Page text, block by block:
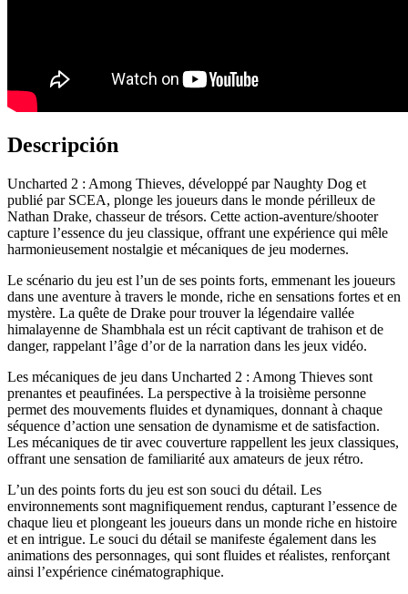
Descripción
Uncharted 2 : Among Thieves, développé par Naughty Dog et
publié par SCEA, plonge les joueurs dans le monde périlleux de
Nathan Drake, chasseur de trésors. Cette action-aventure/shooter
capture l’essence du jeu classique, offrant une expérience qui mêle
harmonieusement nostalgie et mécaniques de jeu modernes.
Le scénario du jeu est l’un de ses points forts, emmenant les joueurs
dans une aventure à travers le monde, riche en sensations fortes et en
mystère. La quête de Drake pour trouver la légendaire vallée
himalayenne de Shambhala est un récit captivant de trahison et de
danger, rappelant l’âge d’or de la narration dans les jeux vidéo.
Les mécaniques de jeu dans Uncharted 2 : Among Thieves sont
prenantes et peaufinées. La perspective à la troisième personne
permet des mouvements fluides et dynamiques, donnant à chaque
séquence d’action une sensation de dynamisme et de satisfaction.
Les mécaniques de tir avec couverture rappellent les jeux classiques,
offrant une sensation de familiarité aux amateurs de jeux rétro.
L’un des points forts du jeu est son souci du détail. Les
environnements sont magnifiquement rendus, capturant l’essence de
chaque lieu et plongeant les joueurs dans un monde riche en histoire
et en intrigue. Le souci du détail se manifeste également dans les
animations des personnages, qui sont fluides et réalistes, renforçant
ainsi l’expérience cinématographique.